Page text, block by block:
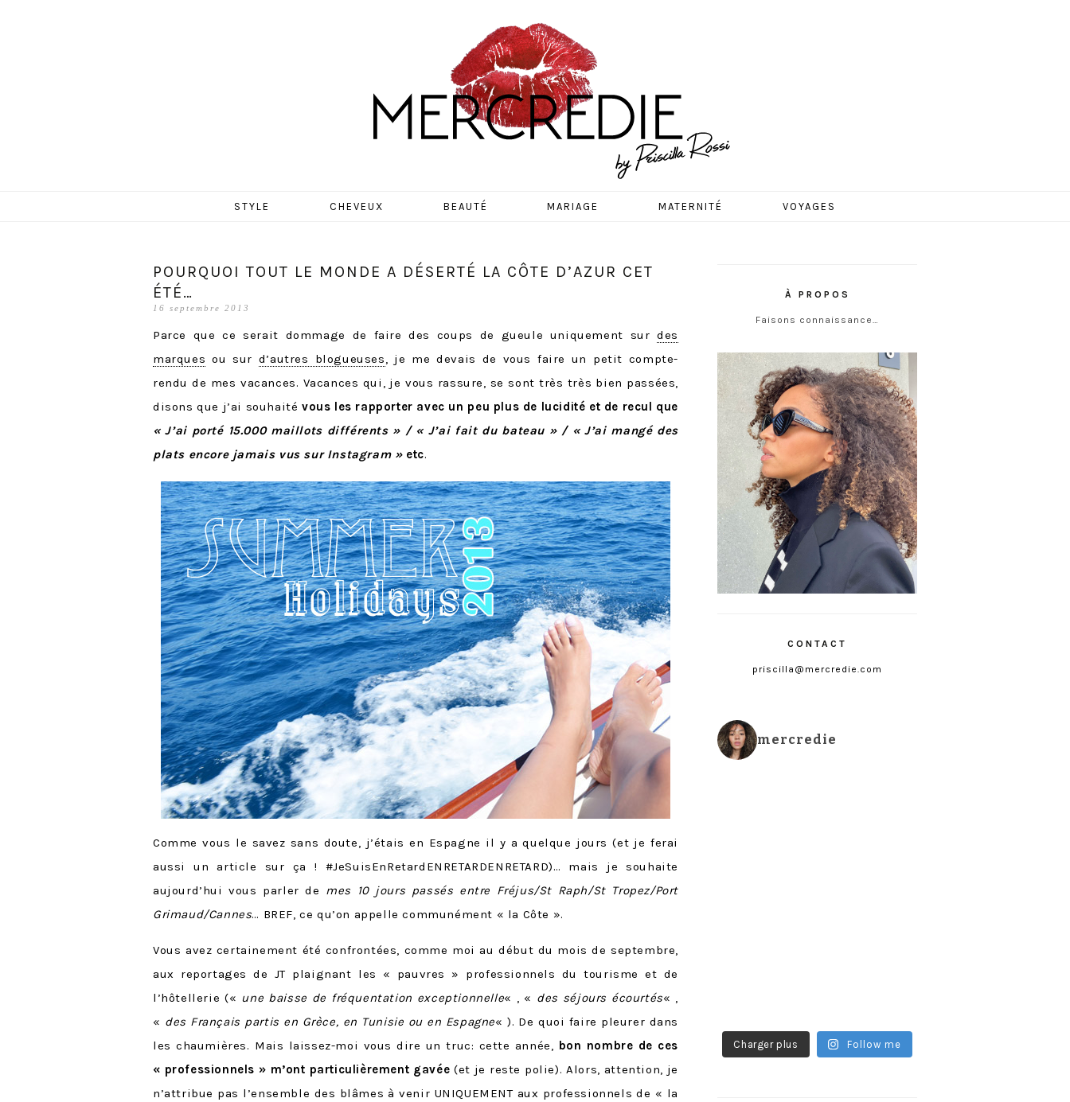
MERCREDIE
STYLE CHEVEUX BEAUTÉ MARIAGE MATERNITÉ VOYAGES
POURQUOI TOUT LE MONDE A DÉSERTÉ LA CÔTE D’AZUR CET
ÉTÉ…
16 septembre 2013
Parce que ce serait dommage de faire des coups de gueule uniquement surdes
marques ou sur d’autres blogueuses, je me devais de vous faire un petit compte-
rendu de mes vacances. Vacances qui, je vous rassure, se sont très très bien passées,
disons que j’ai souhaitévous les rapporter avec un peu plus de lucidité et de recul que
« J’ai porté 15.000 maillots différents » / « J’ai fait du bateau » / « J’ai mangé des
plats encore jamais vus sur Instagram »etc.
Comme vous le savez sans doute, j’étais en Espagne il y a quelque jours (et je ferai
aussi un article sur ça ! #JeSuisEnRetardENRETARDENRETARD)… mais je souhaite
aujourd’hui vous parler de mes 10 jours passés entre Fréjus/St Raph/St Tropez/Port
Grimaud/Cannes… BREF, ce qu’on appelle communément « la Côte ».
Vous avez certainement été confrontées, comme moi au début du mois de septembre,
aux reportages de JT plaignant les « pauvres » professionnels du tourisme et de
l’hôtellerie (« une baisse de fréquentation exceptionnelle« , « des séjours écourtés« ,
« des Français partis en Grèce, en Tunisie ou en Espagne« ). De quoi faire pleurer dans
les chaumières. Mais laissez-moi vous dire un truc: cette année, bon nombre de ces
« professionnels » m’ont particulièrement gavée (et je reste polie). Alors, attention, je
n’attribue pas l’ensemble des blâmes à venir UNIQUEMENT aux professionnels de « la
À PROPOS
Faisons connaissance…
CONTACT
priscilla@mercredie.com
mercredie
Charger plus Follow me